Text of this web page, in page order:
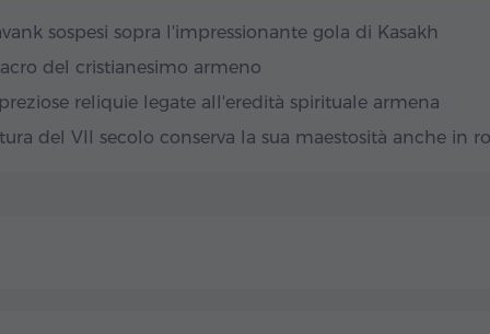
prendono
Tempio di Zvartnots
maestoso
per la sua
sospesi sopra l'impressionante gola di Kasakh
del cristianesimo armeno
reliquie legate all'eredità spirituale armena
del VII secolo conserva la sua maestosità anche in